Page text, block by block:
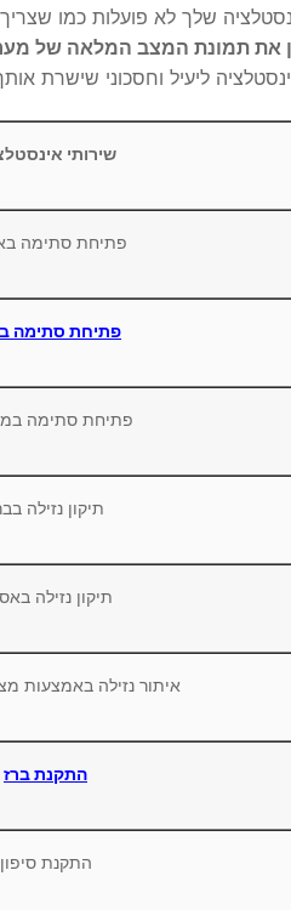
שלך לא פועלות כמו
את תמונת המצב המלאה של
ליעיל וחסכוני שישרת
שירותי
פתיחת סתימה
פתיחת סתימה
פתיחת סתימה
תיקון נזילה
תיקון נזילה
איתור נזילה באמצעות
התקנת ברז
התקנת